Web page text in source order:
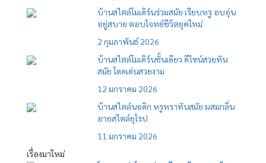
บ้านสไตล์โมเดิร์นร่วมสมัย เรียบหรู อบอุ่น
อยู่สบาย ตอบโจทย์ชีวิตยุคใหม่
2 กุมภาพันธ์ 2026
บ้านสไตล์โมเดิร์นชั้นเดียว ดีไซน์สวยทัน
สมัย โดดเด่นสวยงาม
12 มกราคม 2026
บ้านสไตล์นอดิก หรูหราทันสมัย ผสมกลิ่น
อายสไตล์ยุโรป
11 มกราคม 2026
เรื่องมาใหม่